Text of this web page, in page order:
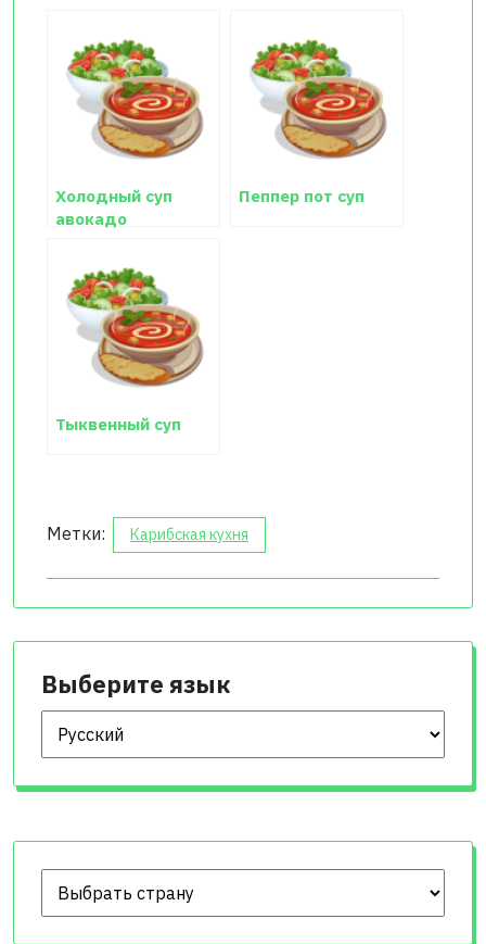
Холодный суп
авокадо
Пеппер пот суп
Тыквенный суп
Метки: Карибская кухня
Выберите язык
Выберите язык